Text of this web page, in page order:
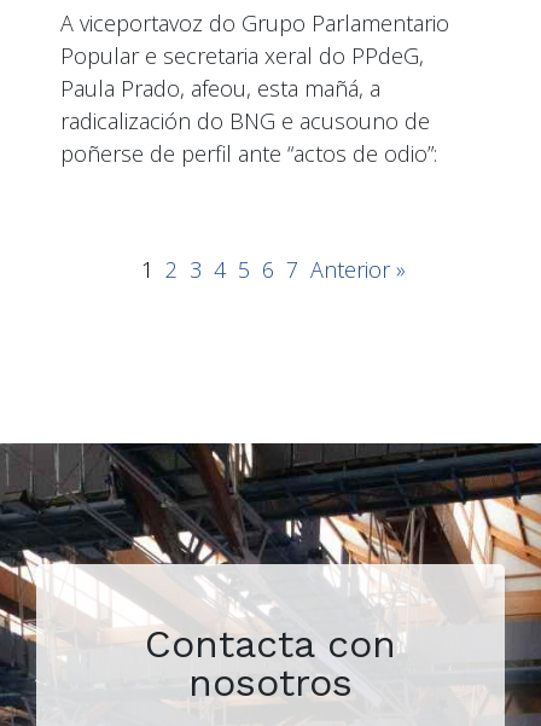
A viceportavoz do Grupo Parlamentario
Popular e secretaria xeral do PPdeG,
Paula Prado, afeou, esta mañá, a
radicalización do BNG e acusouno de
poñerse de perfil ante “actos de odio”:
1 2 3 4 5 6 7 Anterior »
Contacta con
nosotros